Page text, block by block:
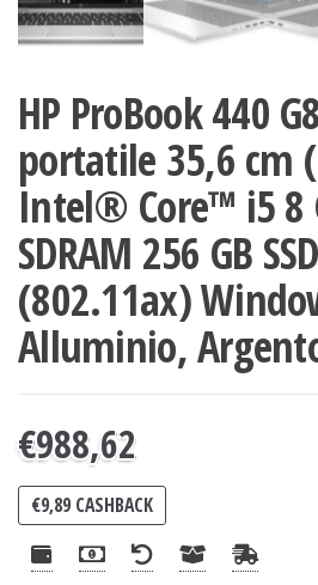
HP ProBook 440
portatile 35,6 cm
Intel® Core™ i5 8
SDRAM 256 GB
(802.11ax)
Alluminio,
€988,62
€9,89CASHBACK